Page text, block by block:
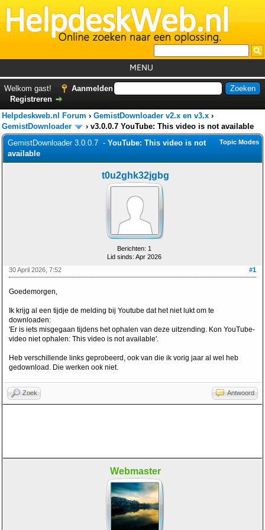
MENU
Foutcodes
Helpdesks
GemistDownloader*
Forum
Welkom gast!
Aanmelden
Registreren
Helpdeskweb.nl Forum › GemistDownloader v2.x en v3.x ›
GemistDownloader
› v3.0.0.7 YouTube: This video is not available
Topic Modes
GemistDownloader 3.0.0.7 - YouTube: This video is not
available
t0u2ghk32jgbg
Berichten: 1
Lid sinds: Apr 2026
#1
30 April 2026, 7:52
Goedemorgen,
Ik krijg al een tijdje de melding bij Youtube dat het niet lukt om te
downloaden:
'Er is iets misgegaan tijdens het ophalen van deze uitzending. Kon YouTube-
video niet ophalen: This video is not available'.
Heb verschillende links geprobeerd, ook van die ik vorig jaar al wel heb
gedownload. Die werken ook niet.
Zoek Antwoord
Webmaster